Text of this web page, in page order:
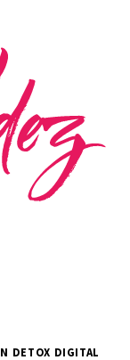
DETOX DIGITAL